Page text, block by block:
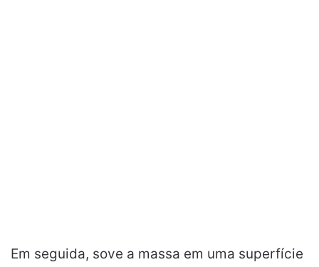
Em seguida, sove a massa em uma superfície